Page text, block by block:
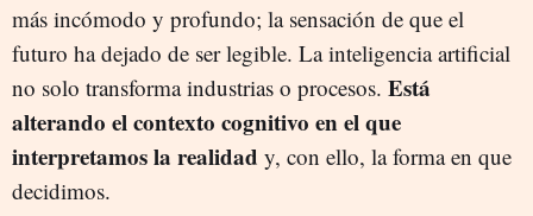
más incómodo y profundo; la sensación de que el
futuro ha dejado de ser legible. La inteligencia artificial
no solo transforma industrias o procesos. Está
alterando el contexto cognitivo en el que
interpretamos la realidad y, con ello, la forma en que
decidimos.